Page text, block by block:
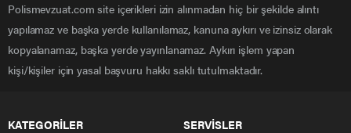
Polismevzuat.com site içerikleri izin alınmadan hiç bir şekilde alıntı
yapılamaz ve başka yerde kullanılamaz, kanuna aykırı ve izinsiz olarak
kopyalanamaz, başka yerde yayınlanamaz. Aykırı işlem yapan
kişi/kişiler için yasal başvuru hakkı saklı tutulmaktadır.
KATEGORİLER
SERVİSLER